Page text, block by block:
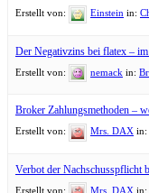
Erstellt von: Einstein in:
Der Negativzins bei flatex –
Erstellt von: nemack in:
Broker Zahlungsmethoden –
Erstellt von: Mrs. DAX in:
Verbot der Nachschusspflicht
Erstellt von: Mrs. DAX in: